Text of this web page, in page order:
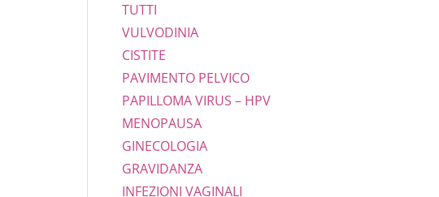
TUTTI
VULVODINIA
CISTITE
PAVIMENTO PELVICO
PAPILLOMA VIRUS – HPV
MENOPAUSA
GINECOLOGIA
GRAVIDANZA
INFEZIONI VAGINALI